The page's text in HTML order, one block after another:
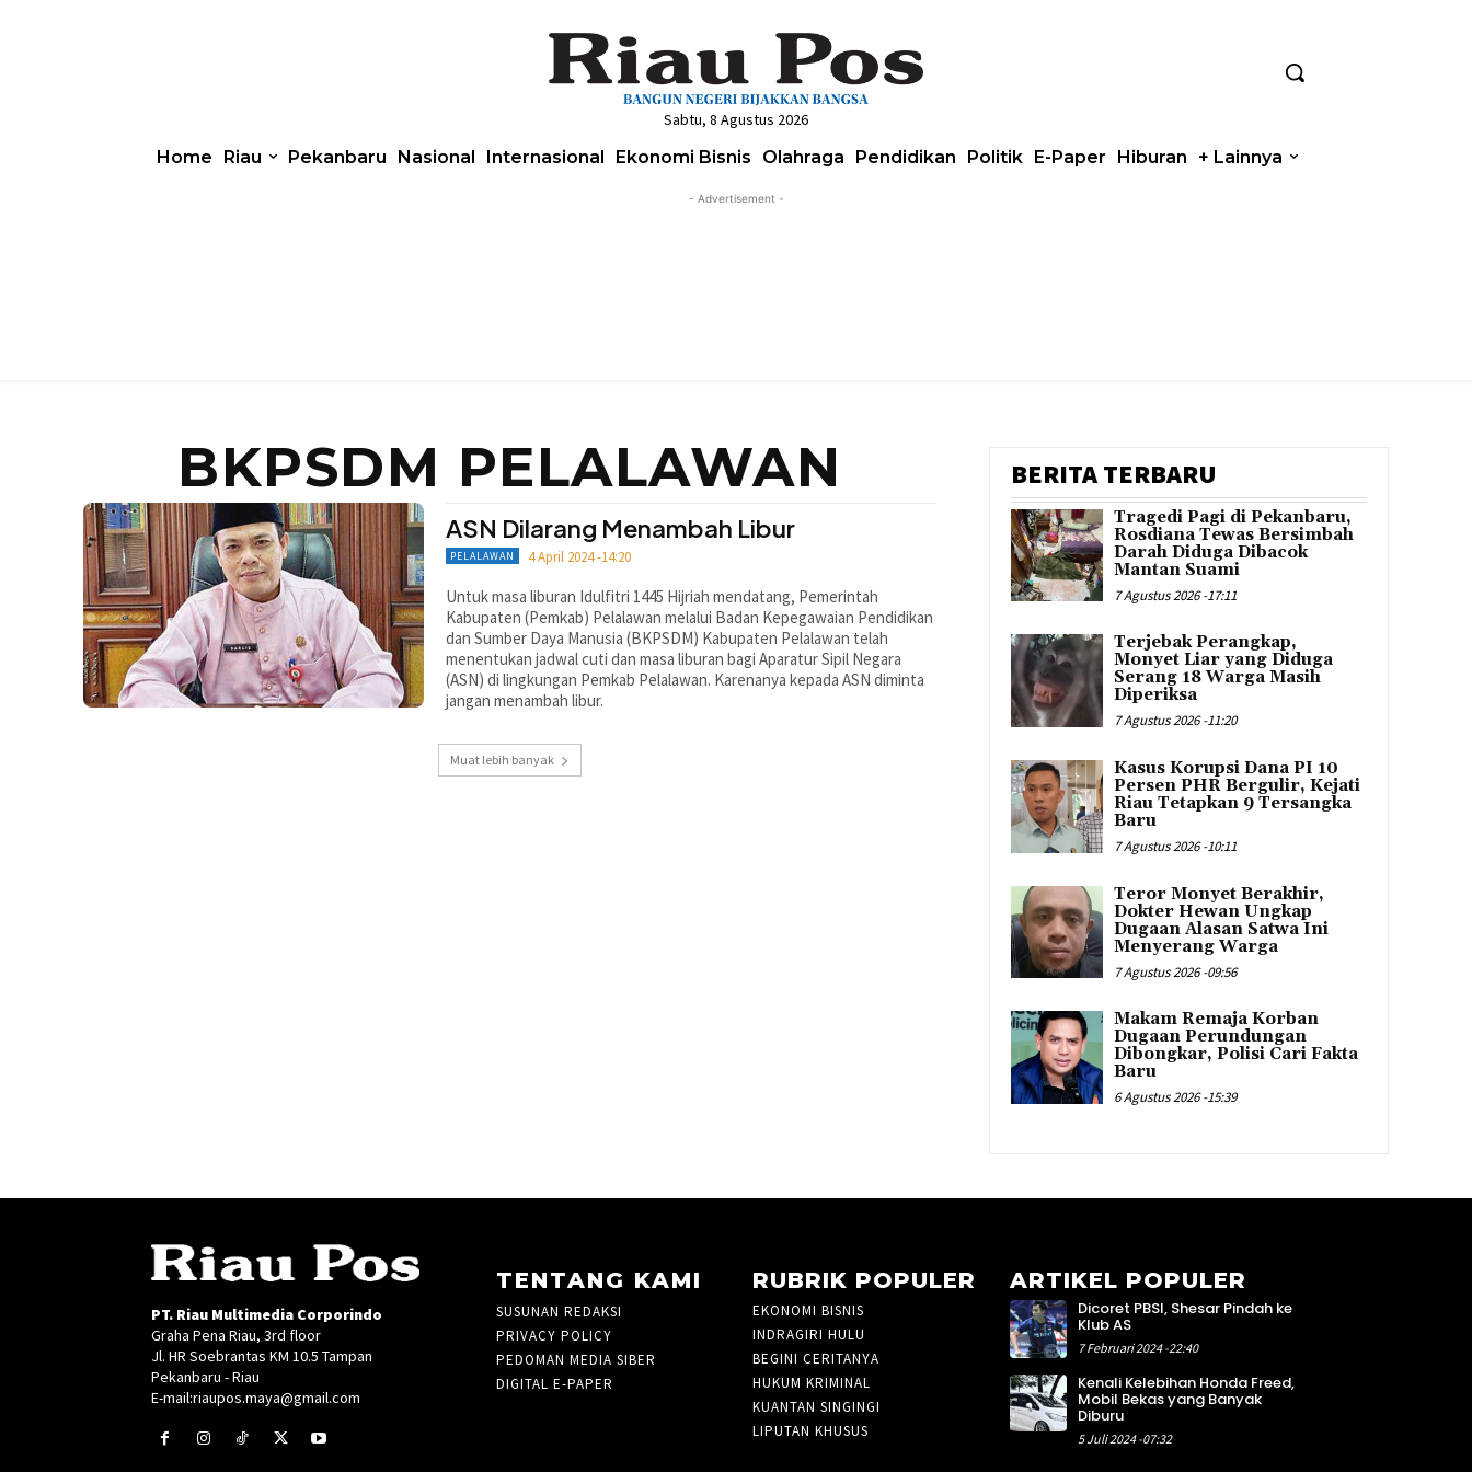
Sabtu, 8 Agustus 2026
Home Riau Pekanbaru Nasional Internasional Ekonomi Bisnis Olahraga Pendidikan Politik E-Paper Hiburan + Lainnya
- Advertisement -
BKPSDM PELALAWAN
ASN Dilarang Menambah Libur
PELALAWAN 4 April 2024 -14:20
Untuk masa liburan Idulfitri 1445 Hijriah mendatang, Pemerintah
Kabupaten (Pemkab) Pelalawan melalui Badan Kepegawaian Pendidikan
dan Sumber Daya Manusia (BKPSDM) Kabupaten Pelalawan telah
menentukan jadwal cuti dan masa liburan bagi Aparatur Sipil Negara
(ASN) di lingkungan Pemkab Pelalawan. Karenanya kepada ASN diminta
jangan menambah libur.
Muat lebih banyak
BERITA TERBARU
Tragedi Pagi di Pekanbaru,
Rosdiana Tewas Bersimbah
Darah Diduga Dibacok
Mantan Suami
7 Agustus 2026 -17:11
Terjebak Perangkap,
Monyet Liar yang Diduga
Serang 18 Warga Masih
Diperiksa
7 Agustus 2026 -11:20
Kasus Korupsi Dana PI 10
Persen PHR Bergulir, Kejati
Riau Tetapkan 9 Tersangka
Baru
7 Agustus 2026 -10:11
Teror Monyet Berakhir,
Dokter Hewan Ungkap
Dugaan Alasan Satwa Ini
Menyerang Warga
7 Agustus 2026 -09:56
Makam Remaja Korban
Dugaan Perundungan
Dibongkar, Polisi Cari Fakta
Baru
6 Agustus 2026 -15:39
PT. Riau Multimedia Corporindo
Graha Pena Riau, 3rd floor
Jl. HR Soebrantas KM 10.5 Tampan
Pekanbaru - Riau
E-mail:riaupos.maya@gmail.com
TENTANG KAMI
SUSUNAN REDAKSI
PRIVACY POLICY
PEDOMAN MEDIA SIBER
DIGITAL E-PAPER
RUBRIK POPULER
EKONOMI BISNIS
INDRAGIRI HULU
BEGINI CERITANYA
HUKUM KRIMINAL
KUANTAN SINGINGI
LIPUTAN KHUSUS
ARTIKEL POPULER
Dicoret PBSI, Shesar Pindah ke
Klub AS
7 Februari 2024 -22:40
Kenali Kelebihan Honda Freed,
Mobil Bekas yang Banyak
Diburu
5 Juli 2024 -07:32